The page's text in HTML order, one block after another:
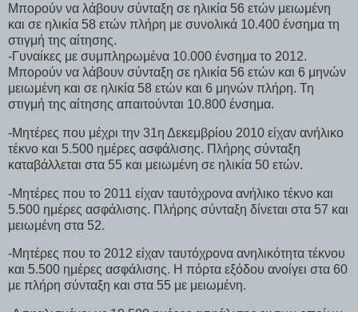
Μπορούν να λάβουν σύνταξη σε ηλικία 56 ετών μειωμένη
και σε ηλικία 58 ετών πλήρη με συνολικά 10.400 ένσημα τη
στιγμή της αίτησης.
-Γυναίκες με συμπληρωμένα 10.000 ένσημα το 2012.
Μπορούν να λάβουν σύνταξη σε ηλικία 56 ετών και 6 μηνών
μειωμένη και σε ηλικία 58 ετών και 6 μηνών πλήρη. Τη
στιγμή της αίτησης απαιτούνται 10.800 ένσημα.
-Μητέρες που μέχρι την 31η Δεκεμβρίου 2010 είχαν ανήλικο
τέκνο και 5.500 ημέρες ασφάλισης. Πλήρης σύνταξη
καταβάλλεται στα 55 και μειωμένη σε ηλικία 50 ετών.
-Μητέρες που το 2011 είχαν ταυτόχρονα ανήλικο τέκνο και
5.500 ημέρες ασφάλισης. Πλήρης σύνταξη δίνεται στα 57 και
μειωμένη στα 52.
-Μητέρες που το 2012 είχαν ταυτόχρονα ανηλικότητα τέκνου
και 5.500 ημέρες ασφάλισης. Η πόρτα εξόδου ανοίγει στα 60
με πλήρη σύνταξη και στα 55 με μειωμένη.